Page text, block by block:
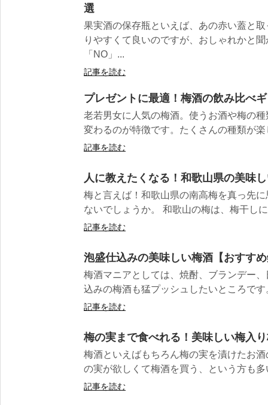
選
果実酒の保存瓶といえば、あの赤い蓋と
りやすくて良いのですが、おしゃれかと
「NO」...
記事を読む
プレゼントに最適！梅酒の飲み比べ
老若男女に人気の梅酒。使うお酒や梅の
変わるのが特徴です。たくさんの種類が
記事を読む
人に教えたくなる！和歌山県の美味
梅と言えば！和歌山県の南高梅を真っ先
ないでしょうか。 和歌山の梅は、梅干し
記事を読む
泡盛仕込みの美味しい梅酒【おすす
梅酒マニアとしては、焼酎、ブランデー
込みの梅酒も猛プッシュしたいところで
記事を読む
梅の実まで食べれる！美味しい梅入
梅酒といえばもちろん梅の実を漬けたお
の実が欲しくて梅酒を買う、という方も
記事を読む